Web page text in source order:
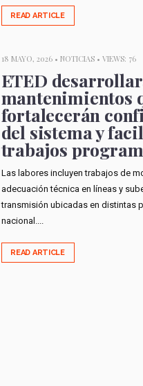
READ ARTICLE
18 MAYO, 2026 • NOTICIAS• VIEWS: 76
ETED
mantenimientos
fortalecerán
del sistema y
trabajos
Las labores incluyen trabajos de
adecuación técnica en líneas y
transmisión ubicadas en distintas
nacional....
READ ARTICLE